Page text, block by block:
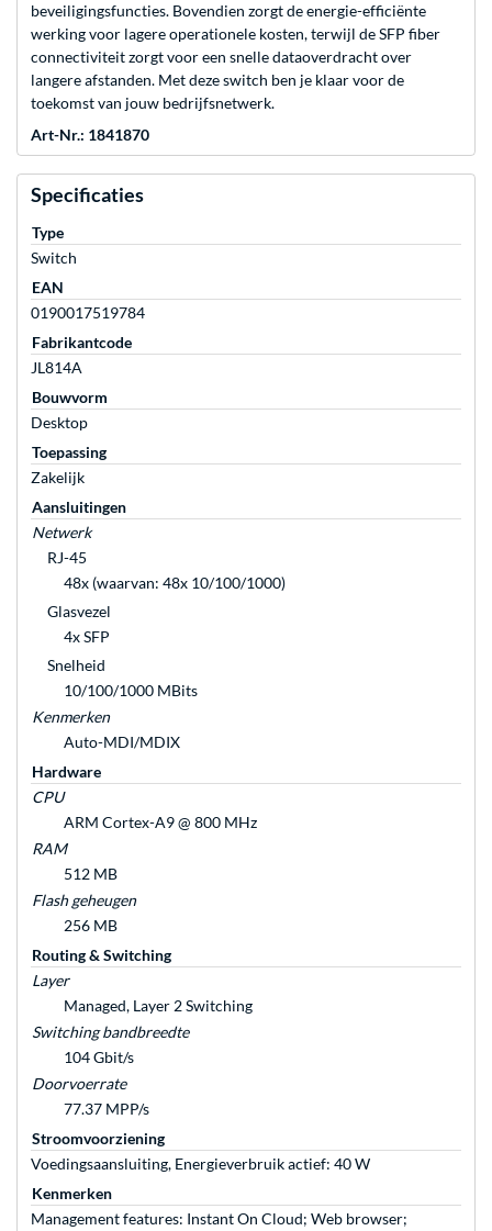
beveiligingsfuncties. Bovendien zorgt de energie-efficiënte
werking voor lagere operationele kosten, terwijl de SFP fiber
connectiviteit zorgt voor een snelle dataoverdracht over
langere afstanden. Met deze switch ben je klaar voor de
toekomst van jouw bedrijfsnetwerk.
Art-Nr.: 1841870
Specificaties
Type
Switch
EAN
0190017519784
Fabrikantcode
JL814A
Bouwvorm
Desktop
Toepassing
Zakelijk
Aansluitingen
Netwerk
RJ-45
48x (waarvan: 48x 10/100/1000)
Glasvezel
4x SFP
Snelheid
10/100/1000 MBits
Kenmerken
Auto-MDI/MDIX
Hardware
CPU
ARM Cortex-A9 @ 800 MHz
RAM
512 MB
Flash geheugen
256 MB
Routing & Switching
Layer
Managed, Layer 2 Switching
Switching bandbreedte
104 Gbit/s
Doorvoerrate
77.37 MPP/s
Stroomvoorziening
Voedingsaansluiting, Energieverbruik actief: 40 W
Kenmerken
Management features: Instant On Cloud; Web browser;